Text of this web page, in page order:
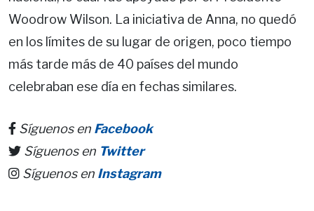
Woodrow Wilson. La iniciativa de Anna, no quedó
en los límites de su lugar de origen, poco tiempo
más tarde más de 40 países del mundo
celebraban ese día en fechas similares.
Síguenos en Facebook
Síguenos en Twitter
Síguenos en Instagram